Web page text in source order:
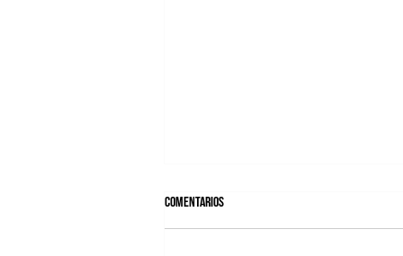
Comentarios